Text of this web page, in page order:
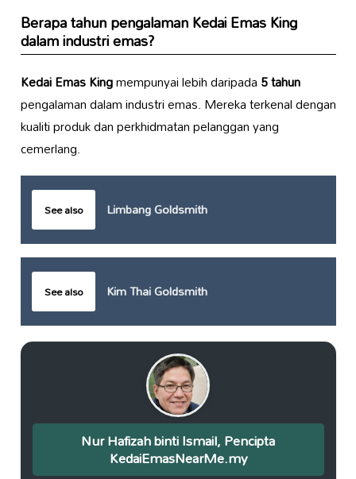
Berapa tahun pengalamanKedai Emas King
dalam industri emas?
Kedai Emas Kingmempunyai lebih daripada5 tahun
pengalaman dalam industri emas. Mereka terkenal dengan
kualiti produk dan perkhidmatan pelanggan yang
cemerlang.
See also Limbang Goldsmith
See also Kim Thai Goldsmith
Nur Hafizah binti Ismail, Pencipta
KedaiEmasNearMe.my